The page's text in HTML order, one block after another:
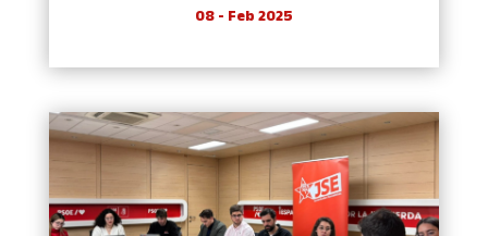
08 - Feb 2025